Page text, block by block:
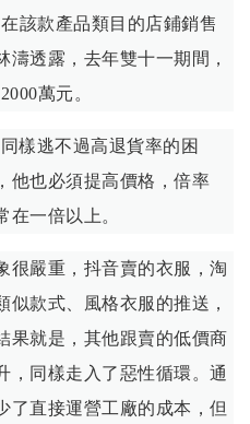
該款產品類目的店鋪銷售
透露，去年雙十一期間，
萬元。
樣逃不過高退貨率的困
他也必須提高價格，倍率
在一倍以上。
很嚴重，抖音賣的衣服，淘
款式、風格衣服的推送，
果就是，其他跟賣的低價商
，同樣走入了惡性循環。通
了直接運營工廠的成本，但